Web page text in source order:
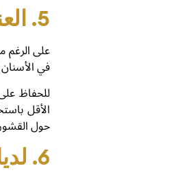
5. العناية الجيدة بنظافة الفم
على الرغم
في
للحفاظ
الأقل
حول
6. لديك توقعات واقعية